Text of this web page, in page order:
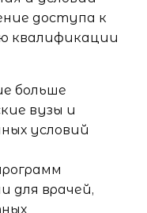
доступа к
квалификации
больше
вузы и
условий
для врачей,